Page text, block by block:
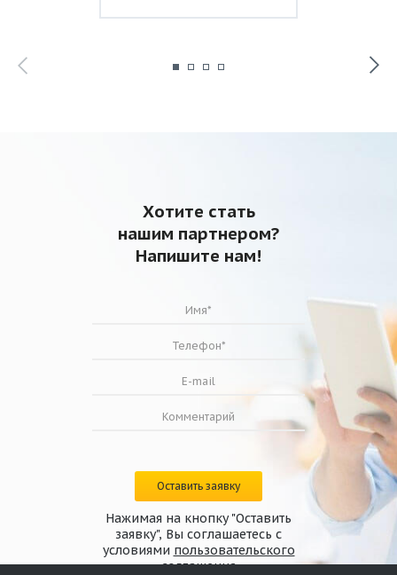
Хотите стать
нашим партнером?
Напишите нам!
Оставить заявку
Нажимая на кнопку "Оставить
заявку", Вы соглашаетесь с
условиями пользовательского
соглашения